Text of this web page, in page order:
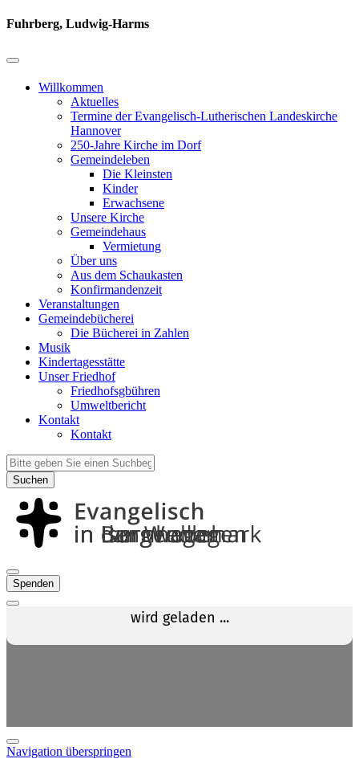
Fuhrberg, Ludwig-Harms
Willkommen
Aktuelles
Termine der Evangelisch-Lutherischen Landeskirche
Hannover
250-Jahre Kirche im Dorf
Gemeindeleben
Die Kleinsten
Kinder
Erwachsene
Unsere Kirche
Gemeindehaus
Vermietung
Über uns
Aus dem Schaukasten
Konfirmandenzeit
Veranstaltungen
Gemeindebücherei
Die Bücherei in Zahlen
Musik
Kindertagesstätte
Unser Friedhof
Friedhofsgbühren
Umweltbericht
Kontakt
Kontakt
Suchen
Spenden
Navigation überspringen